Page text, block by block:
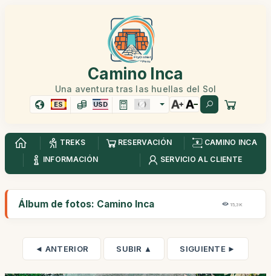
Camino Inca
Una aventura tras las huellas del Sol
ES USD
TREKS RESERVACIÓN
CAMINO INCA
INFORMACIÓN
SERVICIO AL CLIENTE
Álbum de fotos: Camino Inca 15,3K
◄ ANTERIOR SUBIR ▲ SIGUIENTE ►